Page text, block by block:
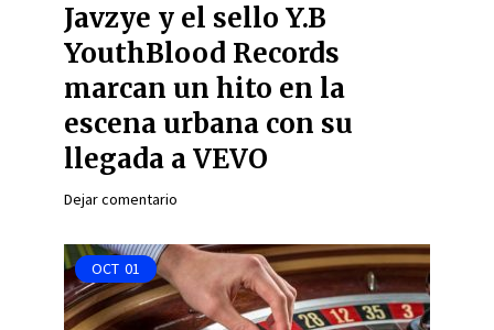
Javzye y el sello Y.B
YouthBlood Records
marcan un hito en la
escena urbana con su
llegada a VEVO
Dejar comentario
OCT 01